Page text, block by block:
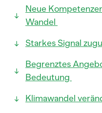
Neue
Wandel
Starkes Signal
Begrenztes
Bedeutung
Klimawandel